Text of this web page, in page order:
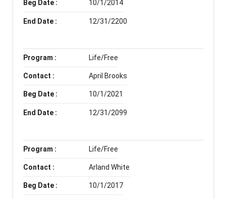
Beg Date : 10/1/2014
End Date : 12/31/2200
Program : Life/Free
Contact : April Brooks
Beg Date : 10/1/2021
End Date : 12/31/2099
Program : Life/Free
Contact : Arland White
Beg Date : 10/1/2017